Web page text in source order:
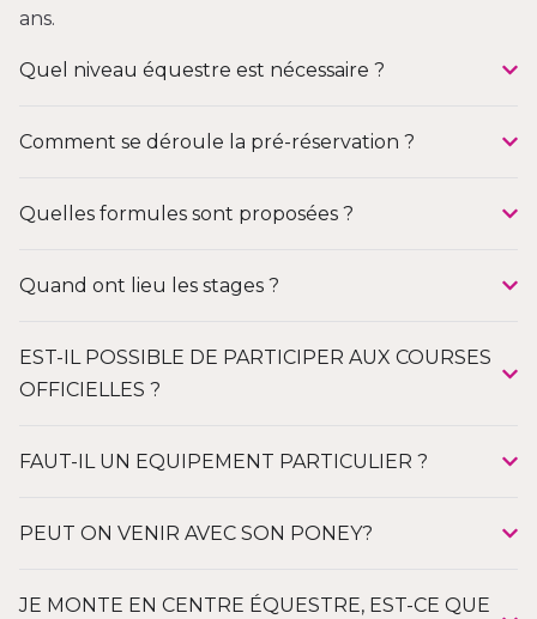
ans.
Quel niveau équestre est nécessaire ?
Comment se déroule la pré-réservation ?
Quelles formules sont proposées ?
Quand ont lieu les stages ?
EST-IL POSSIBLE DE PARTICIPER AUX COURSES
OFFICIELLES ?
FAUT-IL UN EQUIPEMENT PARTICULIER ?
PEUT ON VENIR AVEC SON PONEY?
JE MONTE EN CENTRE ÉQUESTRE, EST-CE QUE